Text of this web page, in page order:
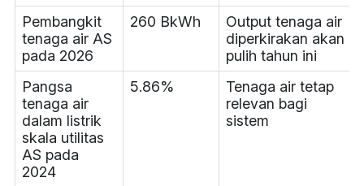
Pembangkit
tenaga air AS
pada 2026
260 BkWh
Output tenaga air
diperkirakan akan
pulih tahun ini
Pangsa
tenaga air
dalam listrik
skala utilitas
AS pada
2024
5.86%
Tenaga air tetap
relevan bagi
sistem